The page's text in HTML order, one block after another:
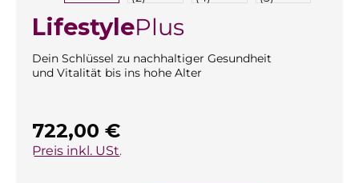
LifestylePlus
Dein Schlüssel zu nachhaltiger Gesundheit
und Vitalität bis ins hohe Alter
Regulärer Preis:
722,00 €
Preis inkl. USt.